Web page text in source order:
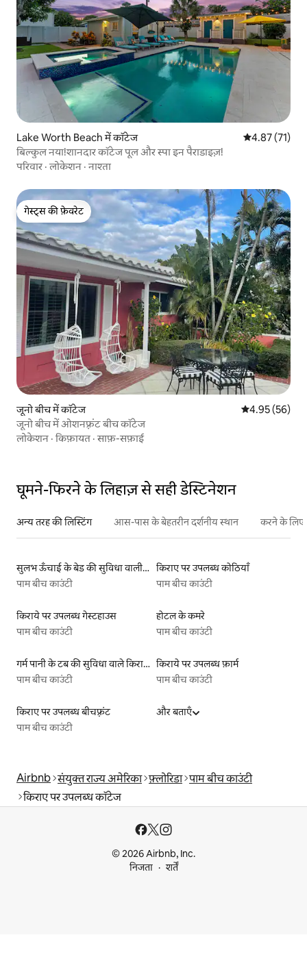
Lake Worth Beach में कॉटेज औसत रेटिंग 5 में
4.87 (71)
बिल्कुल नया!शानदार कॉटेज पूल और स्पा इन पैराडाइज़!
परिवार ·लोकेशन ·नाश्ता
गेस्ट्स की फ़ेवरेट
गेस्ट्स की फ़ेवरेट
जूनो बीच में कॉटेज औसत रेटिंग 5 में
4.95 (56)
जूनो बीच में ओशनफ़्रंट बीच कॉटेज
लोकेशन ·किफ़ायत ·साफ़-सफ़ाई
घूमने-फिरने के लिहाज़ से सही डेस्टिनेशन
अन्य तरह की लिस्टिंग आस-पास के बेहतरीन दर्शनीय स्थान करने के लिए
सुलभ ऊँचाई के बेड की सुविधा वाली किराये पर उपलब्ध लिस्टिंग
पाम बीच काउंटी
किराए पर उपलब्ध कोठियाँ
पाम बीच काउंटी
किराये पर उपलब्ध गेस्टहाउस
पाम बीच काउंटी
होटल के कमरे
पाम बीच काउंटी
गर्म पानी के टब की सुविधा वाले किराये पर उपलब्ध यर्ट टेंट
पाम बीच काउंटी
किराये पर उपलब्ध फ़ार्म
पाम बीच काउंटी
किराए पर उपलब्ध बीचफ़्रंट
पाम बीच काउंटी
और बताएँ
Airbnb संयुक्त राज्य अमेरिका फ़्लोरिडा पाम बीच काउंटी
किराए पर उपलब्ध कॉटेज
© 2026 Airbnb, Inc.
निजता
शर्तें